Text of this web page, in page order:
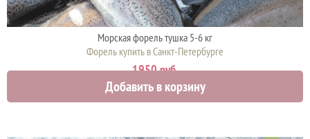
Морская форель тушка 5-6 кг
Форель купить в Санкт-Петербурге
1950 руб.
Добавить в корзину